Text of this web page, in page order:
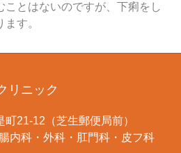
ことはないのですが、下痢をし
す。
リニック
21-12（芝生郵便局前）
内科・外科・肛門科・皮フ科